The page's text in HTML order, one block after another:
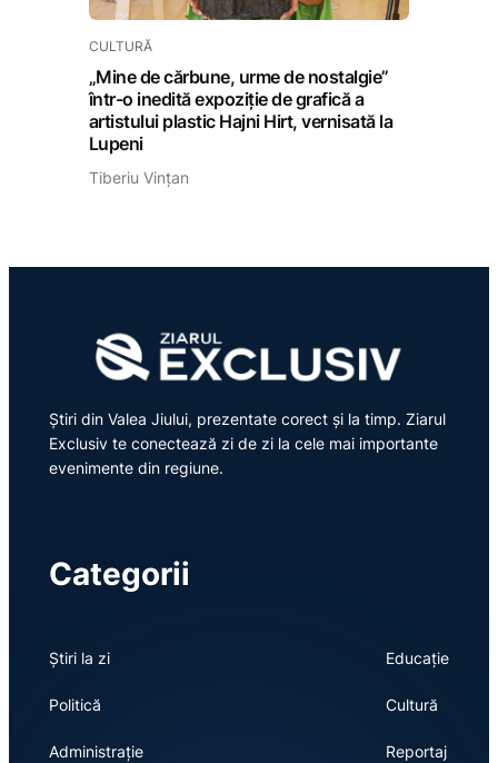
CULTURĂ
„Mine de cărbune, urme de nostalgie”
într-o inedită expoziție de grafică a
artistului plastic Hajni Hirt, vernisată la
Lupeni
Tiberiu Vințan
Știri din Valea Jiului, prezentate corect și la timp. Ziarul
Exclusiv te conectează zi de zi la cele mai importante
evenimente din regiune.
Categorii
Știri la zi
Politică
Administrație
Educație
Cultură
Reportaj